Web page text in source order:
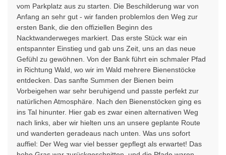
vom Parkplatz aus zu starten. Die Beschilderung war von
Anfang an sehr gut - wir fanden problemlos den Weg zur
ersten Bank, die den offiziellen Beginn des
Nacktwanderweges markiert. Das erste Stück war ein
entspannter Einstieg und gab uns Zeit, uns an das neue
Gefühl zu gewöhnen. Von der Bank führt ein schmaler Pfad
in Richtung Wald, wo wir im Wald mehrere Bienenstöcke
entdecken. Das sanfte Summen der Bienen beim
Vorbeigehen war sehr beruhigend und passte perfekt zur
natürlichen Atmosphäre. Nach den Bienenstöcken ging es
ins Tal hinunter. Hier gab es zwar einen alternativen Weg
nach links, aber wir hielten uns an unsere geplante Route
und wanderten geradeaus nach unten. Was uns sofort
auffiel: Der Weg war viel besser gepflegt als erwartet! Das